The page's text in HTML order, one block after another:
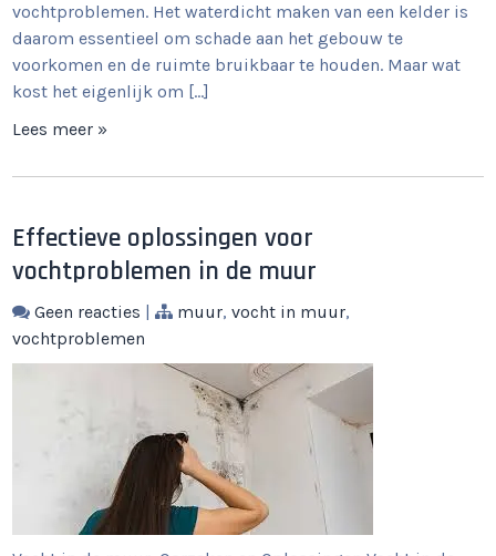
vochtproblemen. Het waterdicht maken van een kelder is
daarom essentieel om schade aan het gebouw te
voorkomen en de ruimte bruikbaar te houden. Maar wat
kost het eigenlijk om […]
Lees meer »
Effectieve oplossingen voor
vochtproblemen in de muur
Geen reacties | muur,vocht in muur,
vochtproblemen